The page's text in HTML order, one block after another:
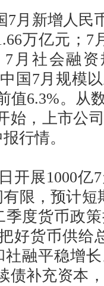
新增人民
万亿元；7
7月社会融
国7月规模
值6.3%。从
始，上市公
行情。
展1000亿7
限，预计
度货币政
好货币供给
融平稳增
债补充资本